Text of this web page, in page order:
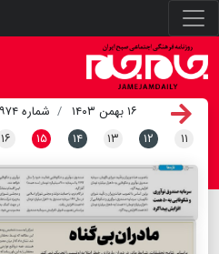
۱۶ بهمن ۱۴۰۳ شماره ۶۹۷۴
۱۱ ۱۲ ۱۳ ۱۴ ۱۵ ۱۶